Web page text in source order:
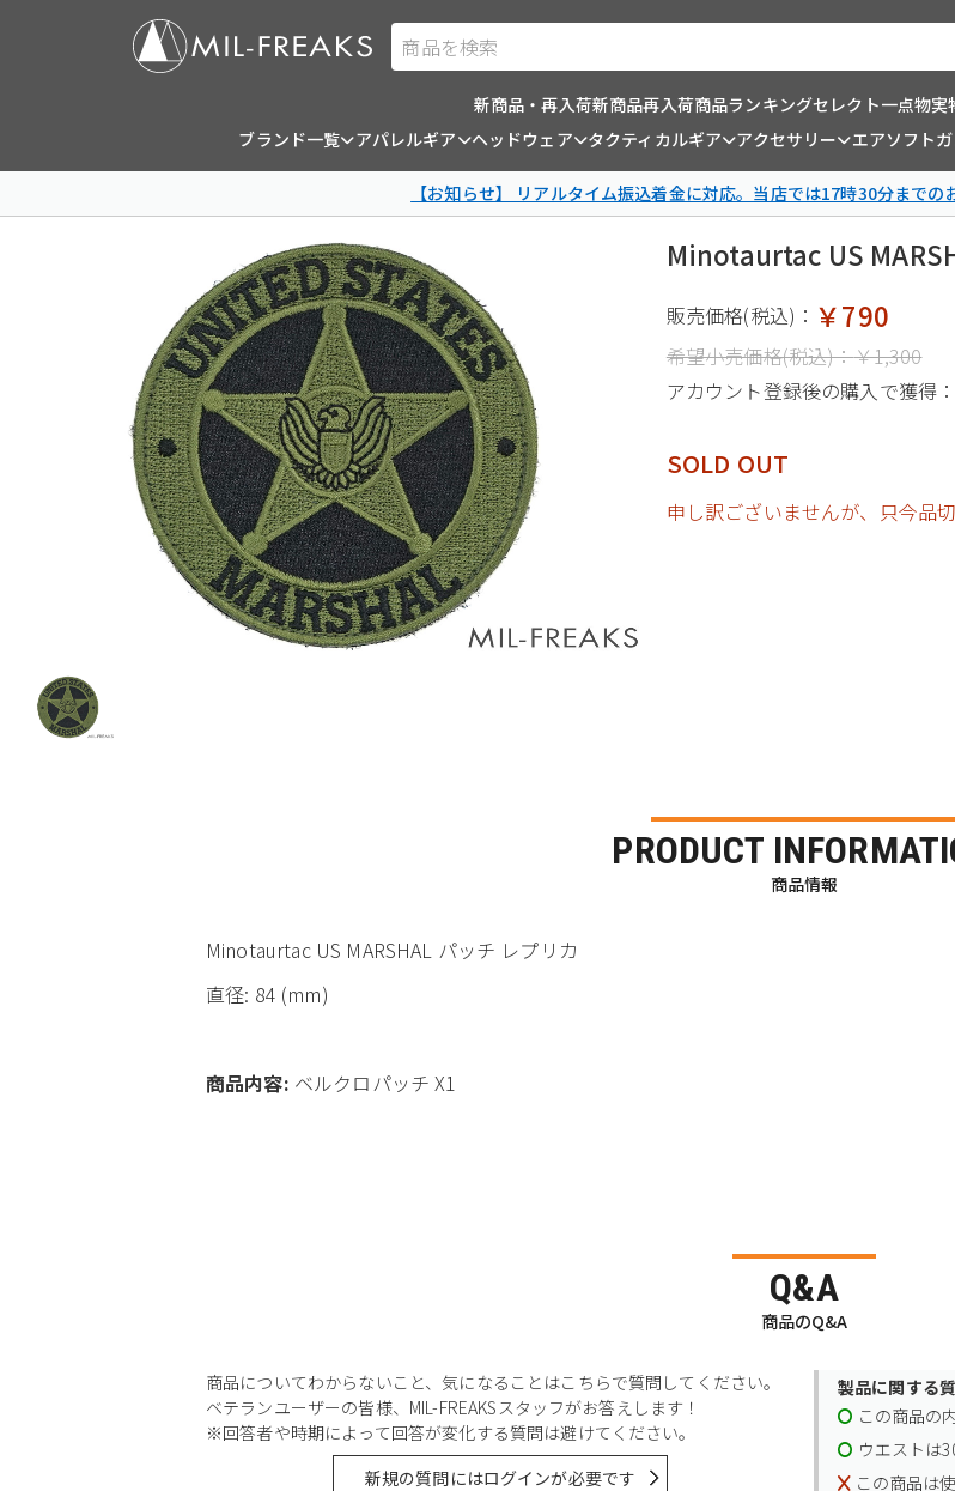
商品を検索
新商品・再入荷新商品再入荷商品ランキングセレクト一点物実
ブランド一覧
アパレルギア ヘッドウェア タクティカルギア アクセサリー エアソフト
【お知らせ】 リアルタイム振込着金に対応。当店では17時30分までの
Minotaurtac US
販売価格(税込)： ￥790
希望小売価格(税込)：￥1,300
アカウント登録後の購入で獲得
SOLD OUT
申し訳ございませんが、只今品切
PRODUCT
商品情報
Minotaurtac US MARSHAL パッチ レプリカ
直径: 84 (mm)
商品内容: ベルクロパッチ X1
Q&A
商品のQ&A
商品についてわからないこと、気になることはこちらで質問してください。
ベテランユーザーの皆様、MIL-FREAKSスタッフがお答えします！
※回答者や時期によって回答が変化する質問は避けてください。
新規の質問にはログインが必要です
製品に関する
この商品の
ウエストは
この商品は